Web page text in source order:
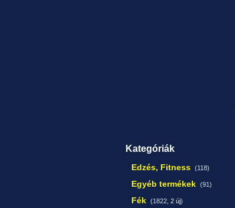
Kategóriák
Edzés, Fitness (118)
Egyéb termékek (91)
Fék (1822, 2 új)